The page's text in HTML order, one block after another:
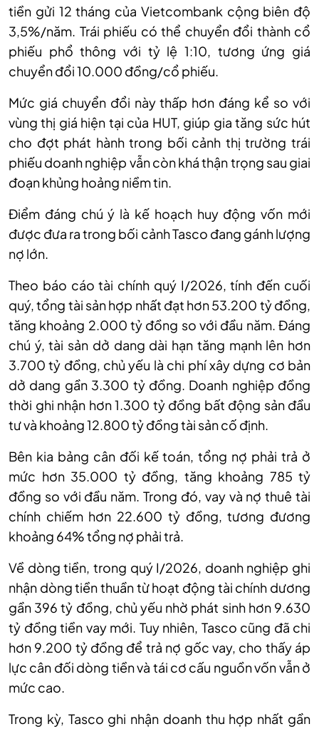
tiền gửi 12 tháng của Vietcombank cộng biên độ
3,5%/năm. Trái phiếu có thể chuyển đổi thành cổ
phiếu phổ thông với tỷ lệ 1:10, tương ứng giá
chuyển đổi 10.000 đồng/cổ phiếu.
Mức giá chuyển đổi này thấp hơn đáng kể so với
vùng thị giá hiện tại của HUT, giúp gia tăng sức hút
cho đợt phát hành trong bối cảnh thị trường trái
phiếu doanh nghiệp vẫn còn khá thận trọng sau giai
đoạn khủng hoảng niềm tin.
Điểm đáng chú ý là kế hoạch huy động vốn mới
được đưa ra trong bối cảnh Tasco đang gánh lượng
nợ lớn.
Theo báo cáo tài chính quýI/2026,tính đến cuối
quý, tổng tài sản hợp nhất đạt hơn 53.200 tỷ đồng,
tăng khoảng 2.000 tỷ đồng so với đầu năm. Đáng
chú ý, tài sản dở dang dài hạn tăng mạnh lên hơn
3.700 tỷ đồng, chủ yếu là chi phí xây dựng cơ bản
dở dang gần 3.300 tỷ đồng. Doanh nghiệp đồng
thời ghi nhận hơn 1.300 tỷ đồng bất động sản đầu
tư và khoảng 12.800 tỷ đồng tài sản cố định.
Bên kia bảng cân đối kế toán, tổng nợ phải trả ở
mức hơn 35.000 tỷ đồng, tăng khoảng 785 tỷ
đồng so với đầu năm. Trong đó, vay và nợ thuê tài
chính chiếm hơn 22.600 tỷ đồng, tương đương
khoảng 64% tổng nợ phải trả.
Về dòng tiền, trong quý I/2026, doanh nghiệp ghi
nhận dòng tiền thuần từ hoạt động tài chính dương
gần 396 tỷ đồng, chủ yếu nhờ phát sinh hơn 9.630
tỷ đồng tiền vay mới. Tuy nhiên, Tasco cũng đã chi
hơn 9.200 tỷ đồng để trả nợ gốc vay, cho thấy áp
lực cân đối dòng tiền và tái cơ cấu nguồn vốn vẫn ở
mức cao.
Trong kỳ, Tasco ghi nhận doanh thu hợp nhất gần